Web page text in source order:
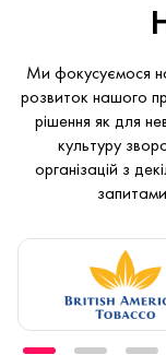
Ми фокусуємося
розвиток нашого
рішення як для
культуру
організацій з